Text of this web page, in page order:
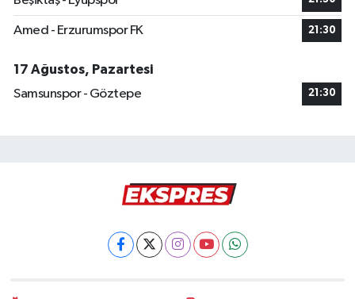
Amed - Erzurumspor FK 21:30
17 Ağustos, Pazartesi
Samsunspor - Göztepe
21:30